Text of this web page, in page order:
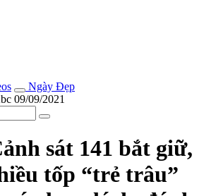
Ngày Đẹp
09/09/2021
sát 141 bắt giữ,
tốp “trẻ trâu”